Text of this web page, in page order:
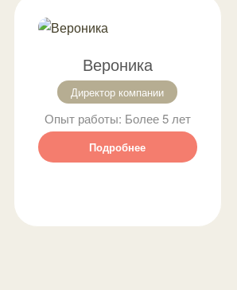
Вероника
Директор компании
Опыт работы: Более 5 лет
Подробнее